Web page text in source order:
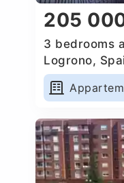
205
3 bedrooms
Logrono,